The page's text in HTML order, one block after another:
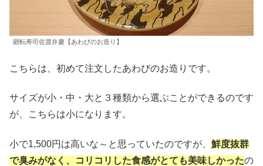
廻転寿司佐渡弁慶【あわびのお造り】
こちらは、初めて注文したあわびのお造りです。
サイズが小・中・大と３種類から選ぶことができるのです
が、こちらは小になります。
小で1,500円は高いな～と思っていたのですが、 鮮度抜群
で臭みがなく、コリコリした食感がとても美味しかったの